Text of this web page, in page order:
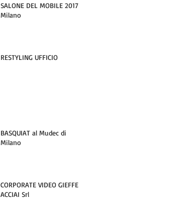
SALONE DEL MOBILE 2017 -
Milano
RESTYLING UFFICIO
BASQUIAT al Mudec di
Milano
CORPORATE VIDEO GIEFFE
ACCIAI Srl